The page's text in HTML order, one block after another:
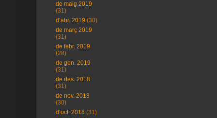
de maig 2019
(31)
d’abr. 2019 (30)
de març 2019
(31)
de febr. 2019
(28)
de gen. 2019
(31)
de des. 2018
(31)
de nov. 2018
(30)
d’oct. 2018 (31)